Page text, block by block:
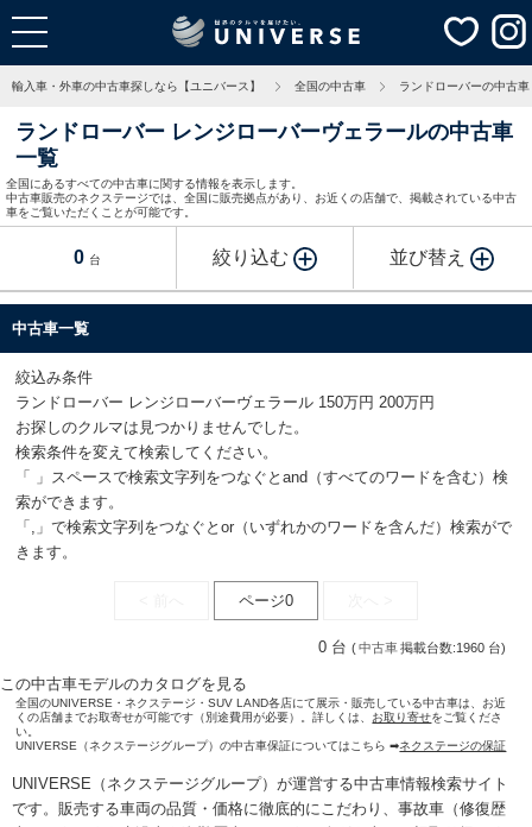
輸入車・外車の中古車探しなら【ユニバース】 全国の中古車 ランドローバーの中古車
ランドローバー レンジローバーヴェラールの中古車
一覧
全国にあるすべての中古車に関する情報を表示します。
中古車販売のネクステージでは、全国に販売拠点があり、お近くの店舗で、掲載されている中古
車をご覧いただくことが可能です。
0 台 絞り込む 並び替え
中古車一覧
絞込み条件
ランドローバー レンジローバーヴェラール 150万円 200万円
お探しのクルマは見つかりませんでした。
検索条件を変えて検索してください。
「 」スペースで検索文字列をつなぐとand（すべてのワードを含む）検
索ができます。
「,」で検索文字列をつなぐとor（いずれかのワードを含んだ）検索がで
きます。
ページ0
0 台 (中古車掲載台数:1960 台)
この中古車モデルのカタログを見る
全国のUNIVERSE・ネクステージ・SUV LAND各店にて展示・販売している中古車は、お近
くの店舗までお取寄せが可能です（別途費用が必要）。詳しくは、 お取り寄せをご覧くださ
い。
UNIVERSE（ネクステージグループ）の中古車保証についてはこちら ➡ネクステージの保証
UNIVERSE（ネクステージグループ）が運営する中古車情報検索サイト
です。販売する車両の品質・価格に徹底的にこだわり、事故車（修復歴